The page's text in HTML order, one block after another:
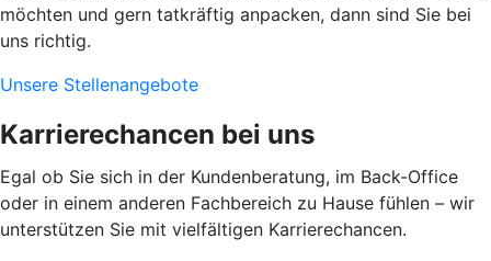
möchten und gern tatkräftig anpacken, dann sind Sie bei
uns richtig.
Unsere Stellenangebote
Karrierechancen bei uns
Egal ob Sie sich in der Kundenberatung, im Back-Office
oder in einem anderen Fachbereich zu Hause fühlen – wir
unterstützen Sie mit vielfältigen Karrierechancen.